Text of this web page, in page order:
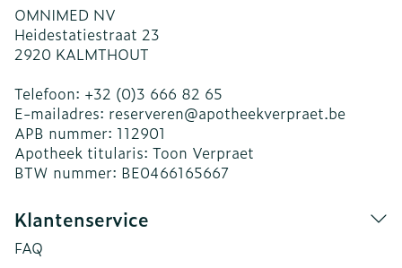
OMNIMED NV
Heidestatiestraat 23
2920 KALMTHOUT
Telefoon: +32 (0)3 666 82 65
E-mailadres: reserveren@apotheekverpraet.be
APB nummer: 112901
Apotheek titularis: Toon Verpraet
BTW nummer: BE0466165667
Klantenservice
FAQ